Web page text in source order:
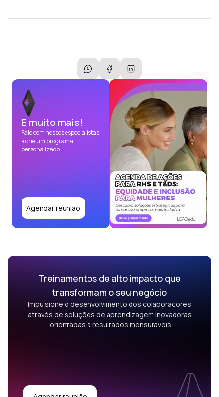
E muito mais!
Fale com nossos especialistas
e crie um programa
personalizado
Agendar reunião
Treinamentos de alto impacto que
transformam o seu negócio
Impulsione o desenvolvimento dos colaboradores
através de soluções de aprendizagem inovadoras
orientadas a resultados mensuráveis